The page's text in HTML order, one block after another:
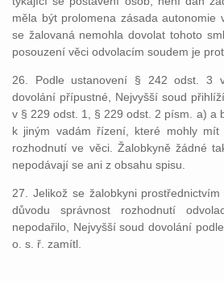
měla být prolomena zásada autonomie
se žalovaná nemohla dovolat tohoto
posouzení věci odvolacím soudem je
26. Podle ustanovení § 242 odst. 3
dovolání přípustné, Nejvyšší soud
v § 229 odst. 1, § 229 odst. 2 písm. a) a
k jiným vadám řízení, které mohly mít
rozhodnutí ve věci. Žalobkyně žádné
nepodávají se ani z obsahu spisu.
27. Jelikož se žalobkyni
důvodu správnost rozhodnutí
nepodařilo, Nejvyšší soud dovolání
o. s. ř. zamítl.